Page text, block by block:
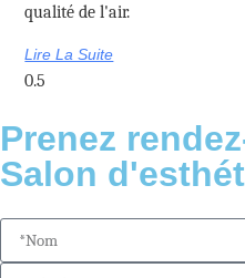
qualité de l'air.
Lire La Suite
Prenez
Salon